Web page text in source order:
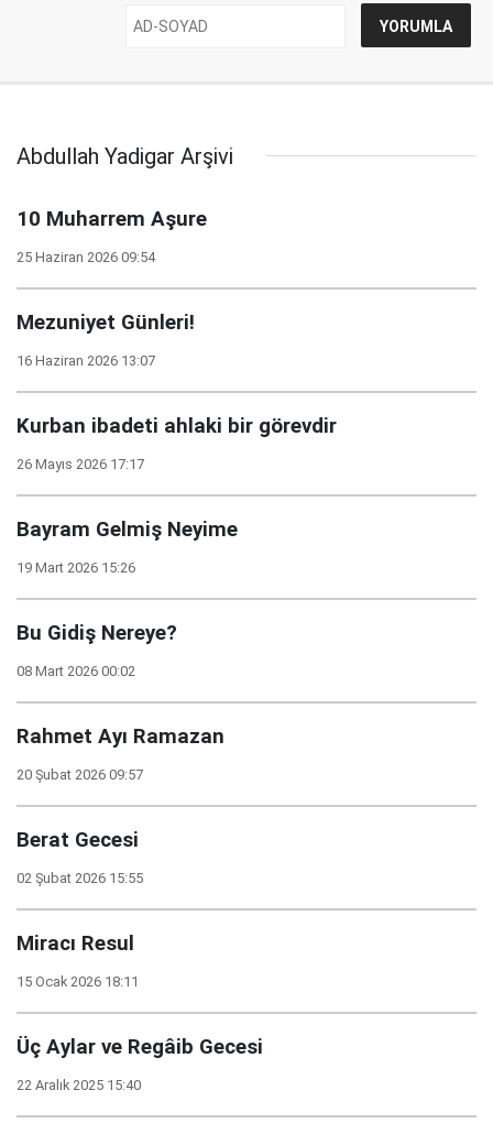
Abdullah Yadigar Arşivi
10 Muharrem Aşure
25 Haziran 2026 09:54
Mezuniyet Günleri!
16 Haziran 2026 13:07
Kurban ibadeti ahlaki bir görevdir
26 Mayıs 2026 17:17
Bayram Gelmiş Neyime
19 Mart 2026 15:26
Bu Gidiş Nereye?
08 Mart 2026 00:02
Rahmet Ayı Ramazan
20 Şubat 2026 09:57
Berat Gecesi
02 Şubat 2026 15:55
Miracı Resul
15 Ocak 2026 18:11
Üç Aylar ve Regâib Gecesi
22 Aralık 2025 15:40